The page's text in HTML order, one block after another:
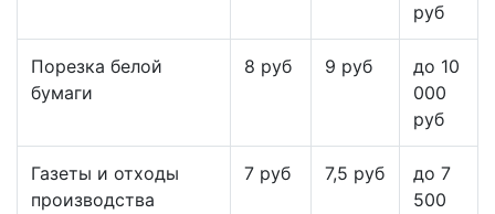
руб
Порезка белой
бумаги
8 руб 9 руб
до 10
000
руб
Газеты и отходы
производства
7 руб 7,5 руб
до 7
500